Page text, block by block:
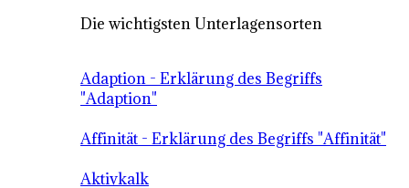
Die wichtigsten Unterlagensorten
Adaption - Erklärung des Begriffs
"Adaption"
Affinität - Erklärung des Begriffs "Affinität"
Aktivkalk